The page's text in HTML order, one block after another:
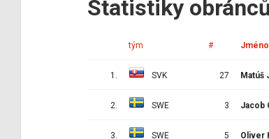
Statistiky
tým #
1. SVK 27 Matúš
2. SWE 3 Jacob
3. SWE 5 Oliver